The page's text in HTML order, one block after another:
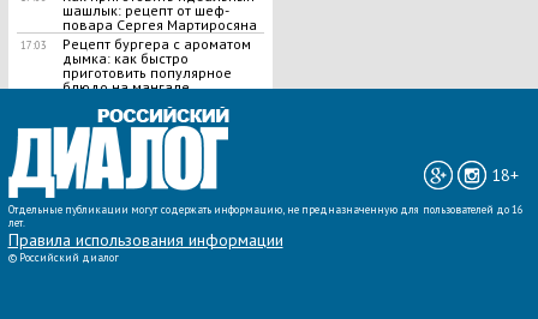
шашлык​: рецепт от шеф-
повара Сергея Мартиросяна
17:03
Рецепт бургера с ароматом
дымка: как быстро
приготовить популярное
блюдо на мангале
ВСЕ НОВОСТИ »
18+
Отдельные публикации могут содержать информацию, не предназначенную для пользователей до 16
лет.
Правила использования информации
© Российский диалог